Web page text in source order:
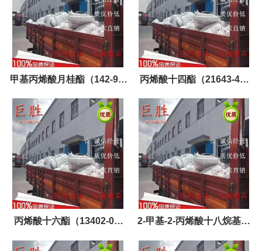
甲基丙烯酸月桂酯（142-90-
5）
丙烯酸十四酯（21643-42-
5）
丙烯酸十六酯（13402-02-
3）价格
2-甲基-2-丙烯酸十八烷基酯
（32360-05-7）